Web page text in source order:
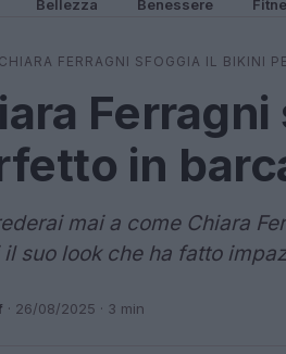
Bellezza Benessere
CHIARA FERRAGNI SFOGGIA IL BIKINI
in
mai a come Chiara
il suo look che ha fatto
· 26/08/2025 · 3 min